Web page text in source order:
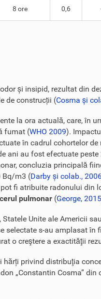
8 ore 0,6
și insipid, rezultat din
de construcții (Cosma și
la ora actuală, care, în
fumat (WHO 2009).
în cadrul cohortelor
ani au fost efectuate
concluzia principală
Bq/m3 (Darby și colab.,
fi atribuite radonului din
pulmonar (George, 2015
Unite ale Americii
selectate s-au amplasat
o creştere a exactităţii
privind distribuţia
„Constantin Cosma”